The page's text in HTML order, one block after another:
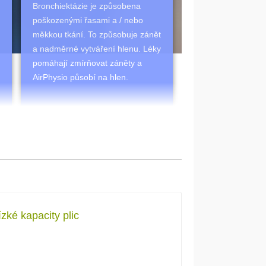
Bronchiektázie je způsobena
poškozenými řasami a / nebo
měkkou tkání. To způsobuje zánět
a nadměrné vytváření hlenu. Léky
pomáhají zmírňovat záněty a
AirPhysio působí na hlen.
kapacity plic